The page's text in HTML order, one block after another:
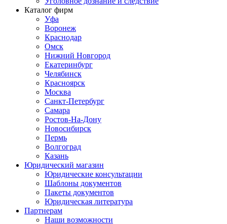
Каталог фирм
Уфа
Воронеж
Краснодар
Омск
Нижний Новгород
Екатеринбург
Челябинск
Красноярск
Москва
Санкт-Петербург
Самара
Ростов-На-Дону
Новосибирск
Пермь
Волгоград
Казань
Юридический магазин
Юридические консультации
Шаблоны документов
Пакеты документов
Юридическая литература
Партнерам
Наши возможности